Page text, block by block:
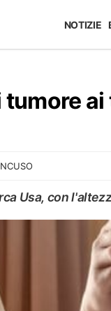
NOTIZIE
tumore
Usa, con